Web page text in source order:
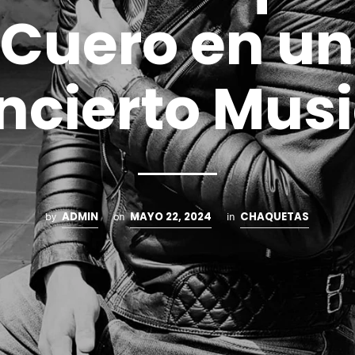
Cuero en un
by ADMIN on MAYO 22, 2024 in CHAQUETAS